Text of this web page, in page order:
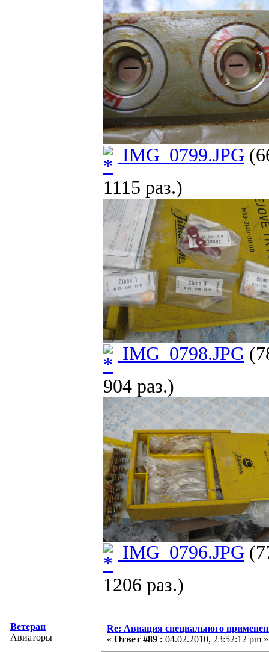
IMG_0799.JPG
1115 раз.)
IMG_0798.JPG
904 раз.)
IMG_0796.JPG
1206 раз.)
Ветеран
Авиаторы
Re: Авиация специального
« Ответ #89 : 04.02.2010, 23:52:12 pm »